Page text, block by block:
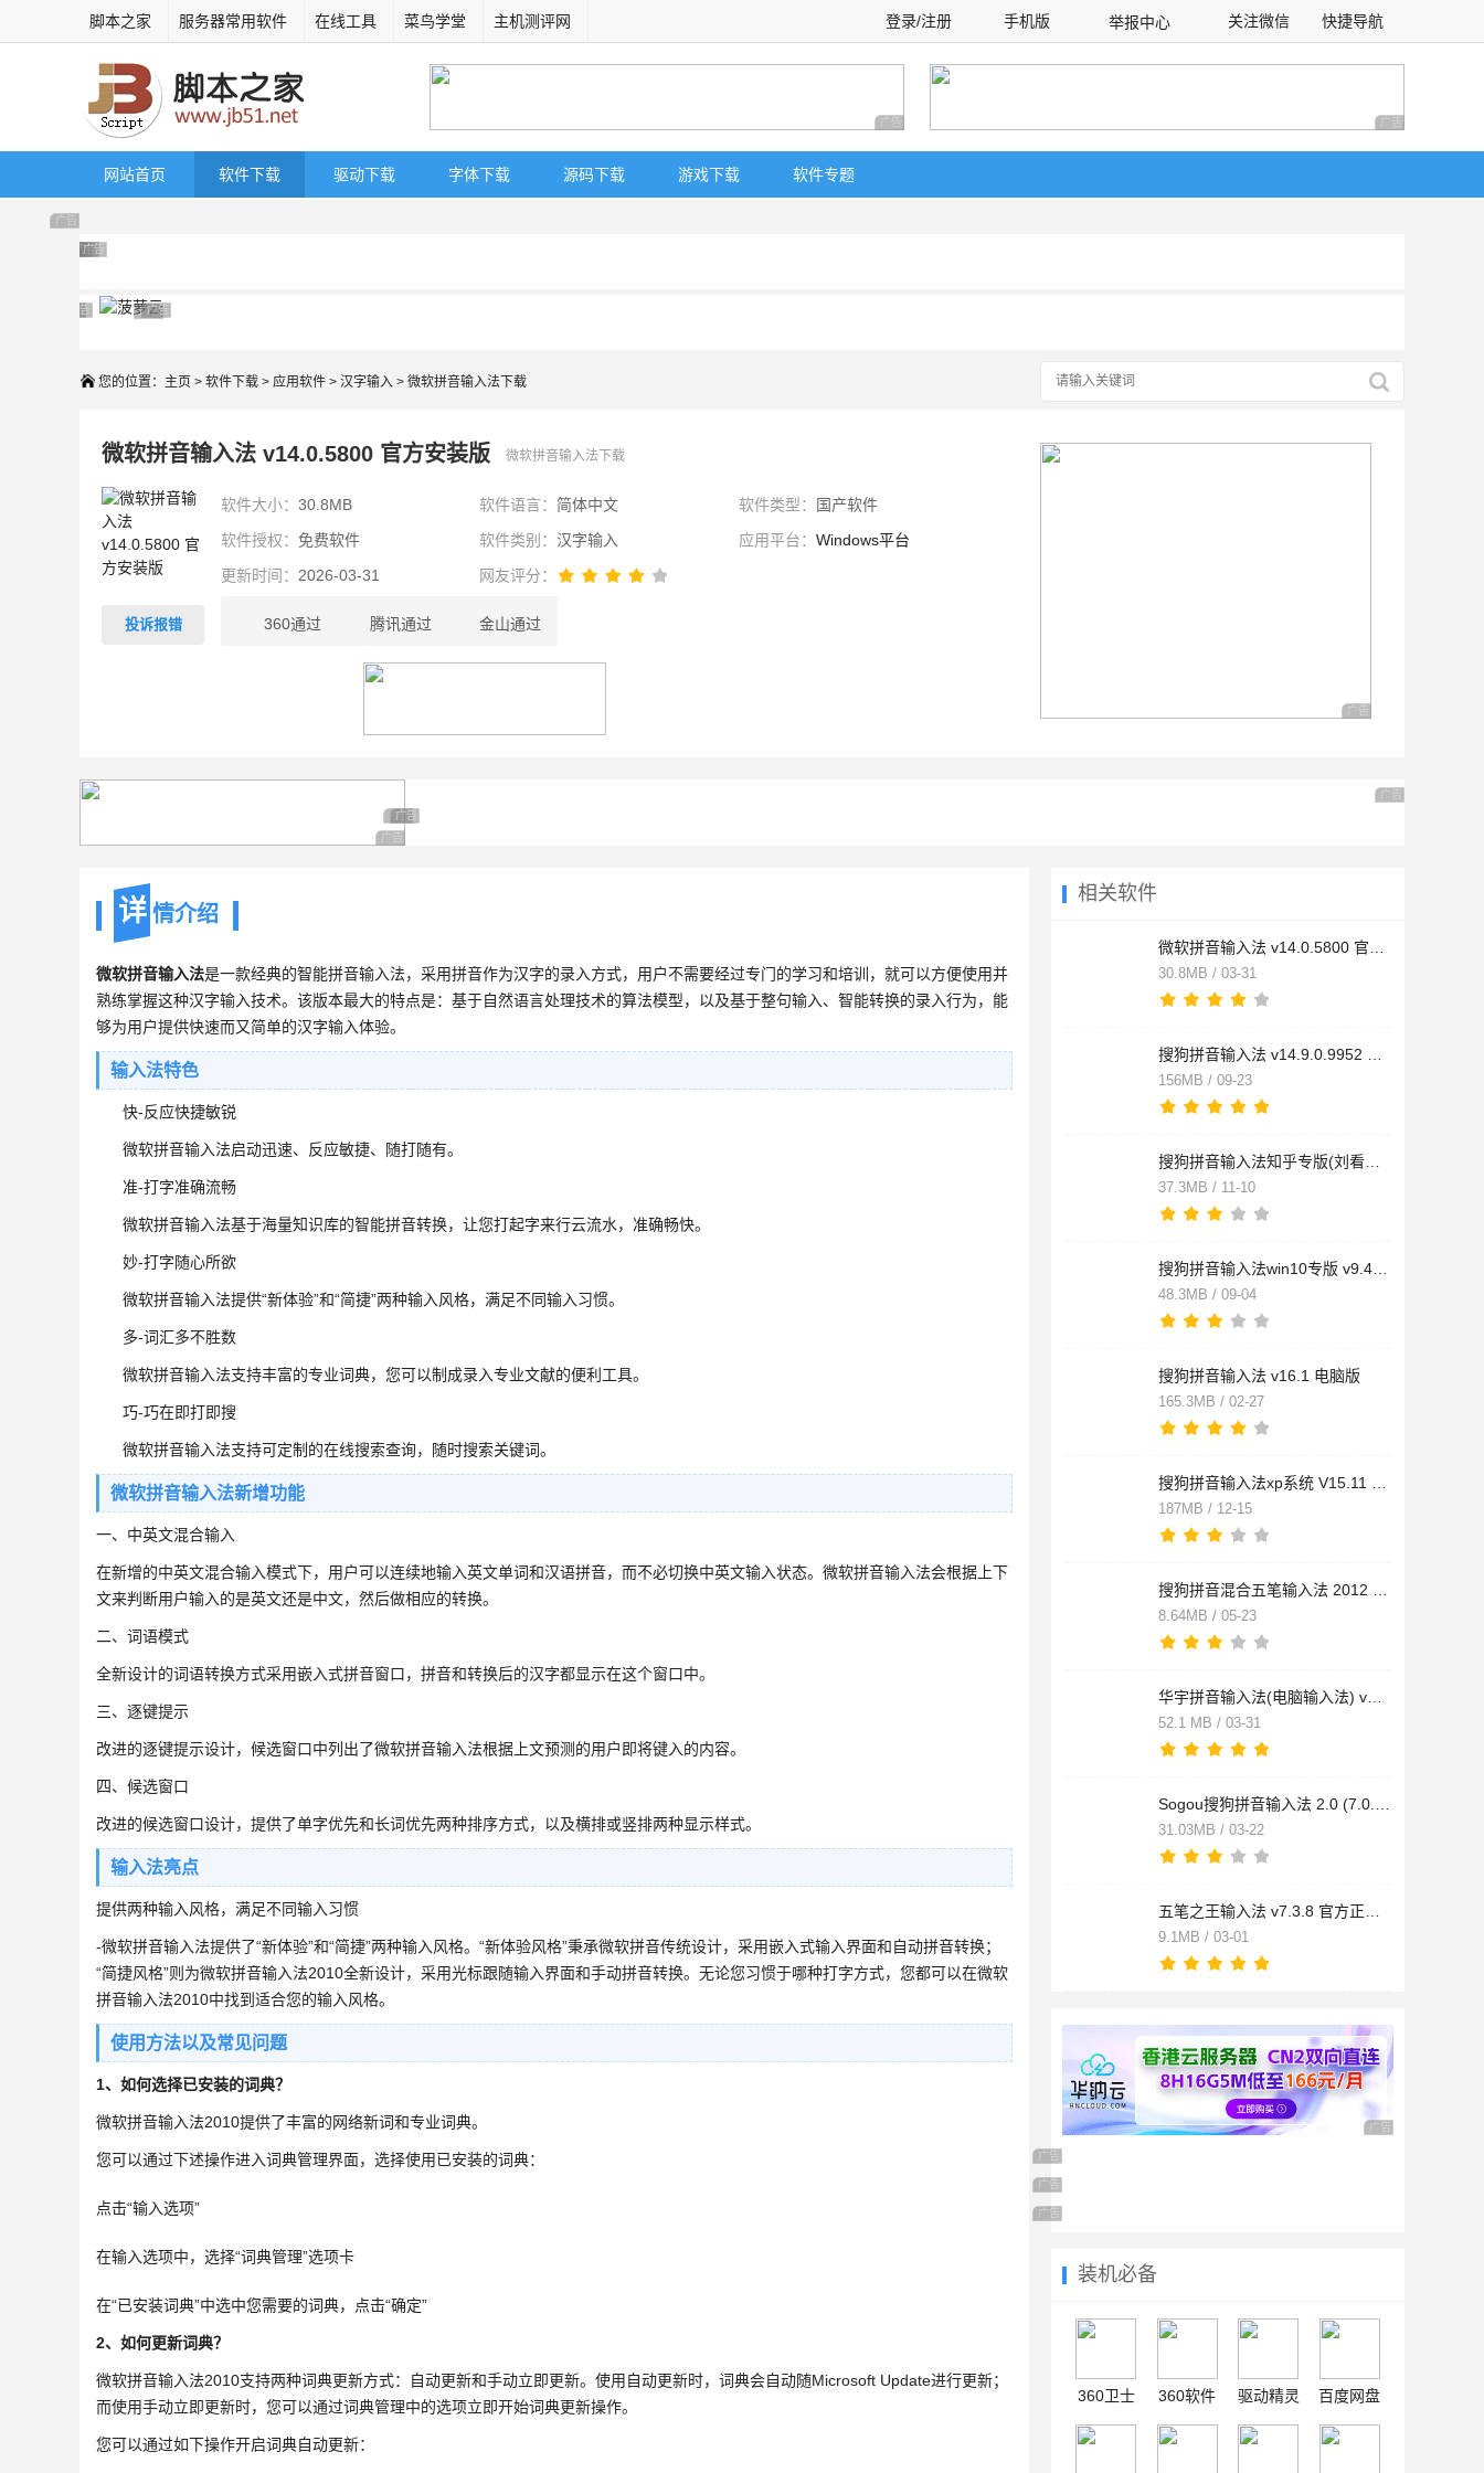
脚本之家 服务器常用软件 在线工具 菜鸟学堂 主机测评网 登录/注册 手机版 举报中心 关注微信 快捷导航
广告 商业广告，理性选择 广告 商业广告，理
网站首页 软件下载 驱动下载 字体下载 源码下载 游戏下载 软件专题
广告 商业广告，理性选择
广告 商业广告，理性选择
广告 商业广告，理性选择
广告 商业广告，理性选择
广告 商业广告，理性选择
广告 商业广告，理性选择
广告 商业广告，理性选择
广告 商业广告，理性选择
广告 商业广告，理性选择广告 商业广告，理性选择
广告 商业广告，理性选择
您的位置： 主页 > 软件下载 > 应用软件 > 汉字输入 > 微软拼音输入法下载
微软拼音输入法 v14.0.5800 官方安装版 微软拼音输入法下载
投诉报错
软件大小： 30.8MB 软件语言： 简体中文 软件类型：
国产软件
软件授权： 免费软件 软件类别： 汉字输入 应用平台： Windows平台
更新时间： 2026-03-31 网友评分：
360通过 腾讯通过 金山通过
广告 商业广告，理性选择
广告 商业广告，理性选择
广告 商业广告，理性选择
广告 商业广告，理性选择
广告 商业广告，理
相关软件
30.8MB / 03-31
156MB / 09-23
37.3MB / 11-10
48.3MB / 09-04
搜狗拼音输入法 v16.1 电脑版
165.3MB / 02-27
187MB / 12-15
8.64MB / 05-23
52.1 MB / 03-31
31.03MB / 03-22
9.1MB / 03-01
广告 商业广告，理性
广告 商业广告，理性选择
广告 商业广告，理性选择
广告 商业广告，理性选择
装机必备
360卫士 360软件 驱动精灵 百度网盘
详 情介绍
微软拼音输入法是一款经典的智能拼音输入法，采用拼音作为汉字的录入方式，用户不需要经过专门的学习和培训，就可以方便使用并
熟练掌握这种汉字输入技术。该版本最大的特点是：基于自然语言处理技术的算法模型，以及基于整句输入、智能转换的录入行为，能
够为用户提供快速而又简单的汉字输入体验。
输入法特色
快-反应快捷敏锐
微软拼音输入法启动迅速、反应敏捷、随打随有。
准-打字准确流畅
微软拼音输入法基于海量知识库的智能拼音转换，让您打起字来行云流水，准确畅快。
妙-打字随心所欲
微软拼音输入法提供“新体验”和“简捷”两种输入风格，满足不同输入习惯。
多-词汇多不胜数
微软拼音输入法支持丰富的专业词典，您可以制成录入专业文献的便利工具。
巧-巧在即打即搜
微软拼音输入法支持可定制的在线搜索查询，随时搜索关键词。
微软拼音输入法新增功能
一、中英文混合输入
在新增的中英文混合输入模式下，用户可以连续地输入英文单词和汉语拼音，而不必切换中英文输入状态。微软拼音输入法会根据上下
文来判断用户输入的是英文还是中文，然后做相应的转换。
二、词语模式
全新设计的词语转换方式采用嵌入式拼音窗口，拼音和转换后的汉字都显示在这个窗口中。
三、逐键提示
改进的逐键提示设计，候选窗口中列出了微软拼音输入法根据上文预测的用户即将键入的内容。
四、候选窗口
改进的候选窗口设计，提供了单字优先和长词优先两种排序方式，以及横排或竖排两种显示样式。
输入法亮点
提供两种输入风格，满足不同输入习惯
-微软拼音输入法提供了“新体验”和“简捷”两种输入风格。“新体验风格”秉承微软拼音传统设计，采用嵌入式输入界面和自动拼音转换；
“简捷风格”则为微软拼音输入法2010全新设计，采用光标跟随输入界面和手动拼音转换。无论您习惯于哪种打字方式，您都可以在微软
拼音输入法2010中找到适合您的输入风格。
使用方法以及常见问题
1、如何选择已安装的词典？
微软拼音输入法2010提供了丰富的网络新词和专业词典。
您可以通过下述操作进入词典管理界面，选择使用已安装的词典：
点击“输入选项”
在输入选项中，选择“词典管理”选项卡
在“已安装词典”中选中您需要的词典，点击“确定”
2、如何更新词典？
微软拼音输入法2010支持两种词典更新方式：自动更新和手动立即更新。使用自动更新时，词典会自动随Microsoft Update进行更新；
而使用手动立即更新时，您可以通过词典管理中的选项立即开始词典更新操作。
您可以通过如下操作开启词典自动更新：